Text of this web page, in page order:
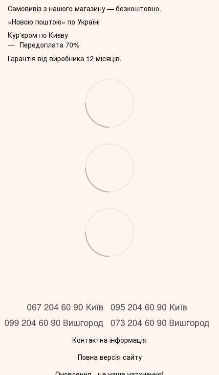
Самовивіз з нашого магазину — безкоштовно.
«Новою поштою» по Україні
Кур'єром по Києву
Передоплата 70%
Гарантія від виробника 12 місяців.
067 204 60 90 Київ 095 204 60 90 Київ
099 204 60 90 Вишгород 073 204 60 90 Вишгород
Контактна інформація
Повна версія сайту